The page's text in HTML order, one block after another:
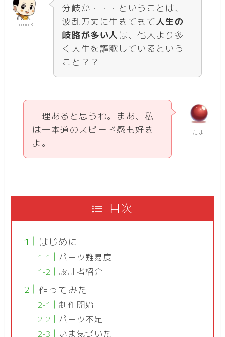
ono3
分岐か・・・ということは、
波乱万丈に生きてきて人生の
岐路が多い人 は、他人より多
く人生を謳歌しているという
こと？？
たま
一理あると思うわ。まあ、私
は一本道のスピード感も好き
よ。
目次
はじめに
パーツ難易度
設計者紹介
作ってみた
制作開始
パーツ不足
いま気づいた